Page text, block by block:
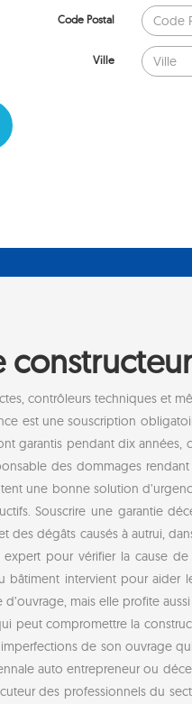
Code Postal
Ville
constructeur
contrôleurs techniques et
est une souscription
garantis pendant dix années,
des dommages
une bonne solution
Souscrire une garantie
des dégâts causés à autrui,
pour vérifier la cause de
intervient pour aider
mais elle profite
peut compromettre la
de son ouvrage
auto entrepreneur ou
des professionnels du